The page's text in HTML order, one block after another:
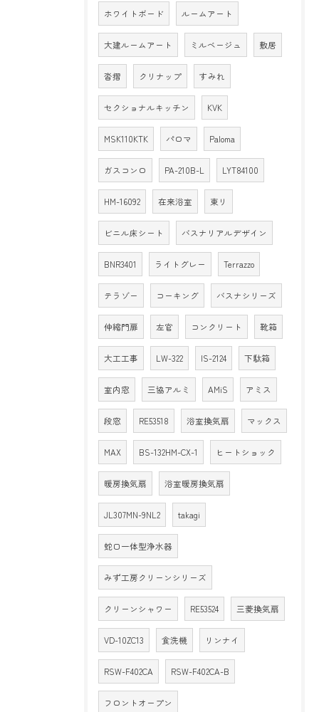
ホワイトボード ルームアート
大建ルームアート ミルベージュ 敷居
沓摺 クリナップ すみれ
セクショナルキッチン KVK
MSK110KTK パロマ Paloma
ガスコンロ PA-210B-L LYT84100
HM-16092 在来浴室 東リ
ビニル床シート バスナリアルデザイン
BNR3401 ライトグレー Terrazzo
テラゾー コーキング バスナシリーズ
伸縮門扉 左官 コンクリート 靴箱
大工工事 LW-322 IS-2124 下駄箱
室内窓 三協アルミ AMiS アミス
段窓 RE53518 浴室換気扇 マックス
MAX BS-132HM-CX-1 ヒートショック
暖房換気扇 浴室暖房換気扇
JL307MN-9NL2 takagi
蛇口一体型浄水器
みず工房クリーンシリーズ
クリーンシャワー RE53524 三菱換気扇
VD-10ZC13 食洗機 リンナイ
RSW-F402CA RSW-F402CA-B
フロントオープン